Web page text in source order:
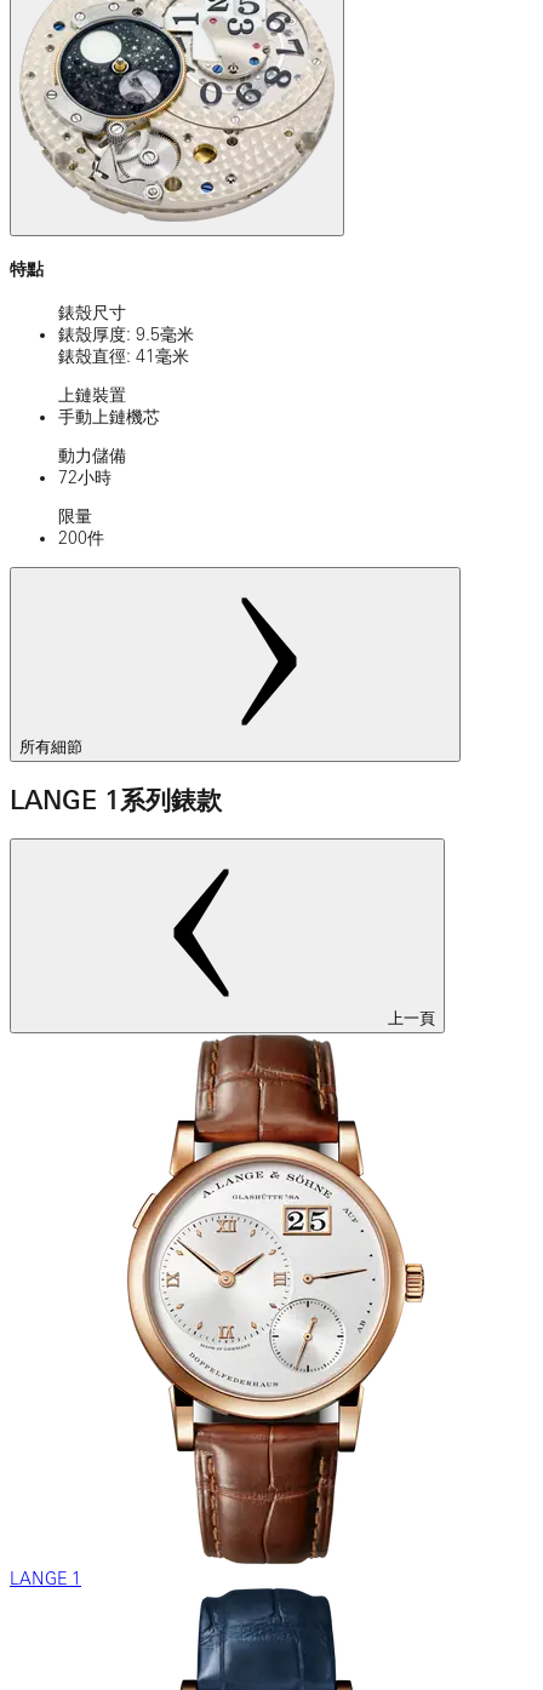
特點
錶殼尺寸
錶殼厚度: 9.5毫米
錶殼直徑: 41毫米
上鏈裝置
手動上鏈機芯
動力儲備
72小時
限量
200件
所有細節
LANGE 1系列錶款
上一頁
LANGE 1